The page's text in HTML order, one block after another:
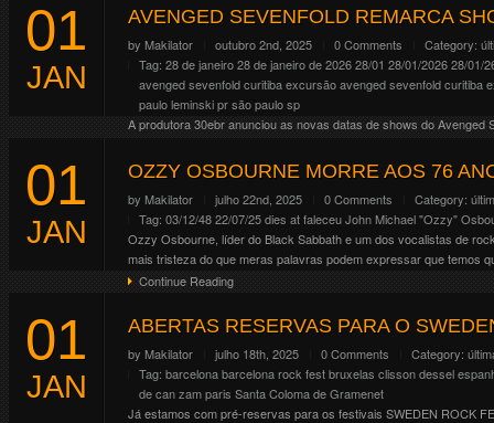
01
JAN
AVENGED SEVENFOLD REMARCA
by Makilator outubro 2nd, 2025 0 Comments Category:
Tag: 28 de janeiro28 de janeiro de 202628/01 28/01/202628/01/
avenged sevenfoldcuritibaexcursão avenged sevenfold curitiba
paulo leminskiprsão paulosp
A produtora 30ebr anunciou as novas datas de shows do
https://www.makilacrowley.com.br/events/avenged-sevenfold-
01
JAN
OZZY OSBOURNE MORRE AOS 76
by Makilator julho 22nd, 2025 0 Comments Category:
Tag: 03/12/4822/07/25dies atfaleceuJohn Michael "Ozzy"
Ozzy Osbourne, líder do Black Sabbath e um dos vocalistas de
mais tristeza do que meras palavras podem expressar que temos
Continue Reading
01
JAN
ABERTAS RESERVAS PARA O
by Makilator julho 18th, 2025 0 Comments Category:
Tag: barcelonabarcelona rock festbruxelas clissondessel
de can zamparis Santa Coloma de Gramenet
Já estamos com pré-reservas para os festivais SWEDEN ROCK